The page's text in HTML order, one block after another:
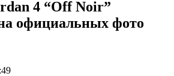
4 “Off Noir”
официальных фото